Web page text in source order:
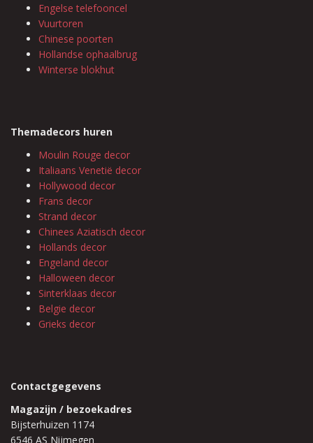
Engelse telefooncel
Vuurtoren
Chinese poorten
Hollandse ophaalbrug
Winterse blokhut
Themadecors huren
Moulin Rouge decor
Italiaans Venetië decor
Hollywood decor
Frans decor
Strand decor
Chinees Aziatisch decor
Hollands decor
Engeland decor
Halloween decor
Sinterklaas decor
Belgie decor
Grieks decor
Contactgegevens
Magazijn / bezoekadres
Bijsterhuizen 1174
6546 AS Nijmegen